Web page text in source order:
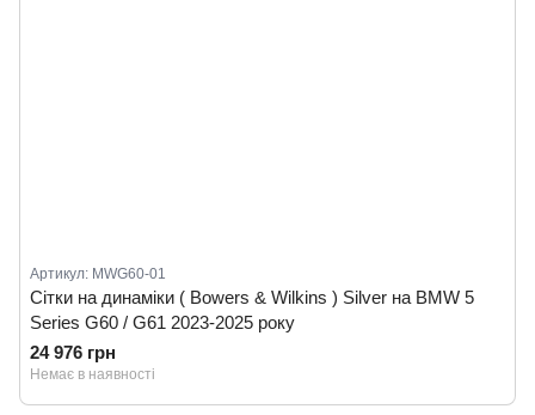
Артикул: MWG60-01
Сітки на динаміки ( Bowers & Wilkins ) Silver на BMW 5
Series G60 / G61 2023-2025 року
24 976 грн
Немає в наявності